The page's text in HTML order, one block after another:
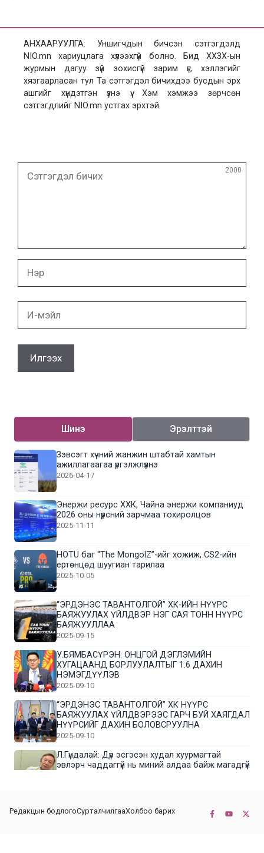
АНХААРУУЛГА: Уншигчдын бичсэн сэтгэгдэлд
NIO.mn хариуцлага хүлээхгүй болно. Бид ХХЗХ-ын
журмын дагуу зүй зохисгүй зарим үг, хэллэгийг
хязгаарласан тул Та сэтгэгдэл бичихдээ бусдын эрх
ашгийг хүндэтгэн үзнэ үү. Хэм хэмжээ зөрчсөн
сэтгэгдлийг NIO.mn устгах эрхтэй.
бичих
2000
Шинэ Эрэлттэй
Зэвсэгт хүчний жанжин штабтай хамтын
ажиллагаагаа үргэлжлүүлнэ
2026-04-17
Энержи ресурс ХХК, Чайна энержи компаниуд
2026 оны нүүрсний зарчмаа тохиролцов
2025-11-11
HOTU баг “The MongolZ”-ийг хожиж, CS2-ийн
ертөнцөд шуугиан тарилаа
2025-10-05
“ЭРДЭНЭС ТАВАНТОЛГОЙ” ХК-ИЙН НҮҮРС
БАЯЖУУЛАХ ҮЙЛДВЭР НЭГ САЯ ТОНН НҮҮРС
БАЯЖУУЛЛАА
2025-09-15
У.БЯМБАСҮРЭН: ОНЦГОЙ ДЭГЛЭМИЙН
ХУГАЦААНД БОРЛУУЛАЛТЫГ 1.6 ДАХИН
НЭМЭГДҮҮЛЭВ
2025-09-10
“ЭРДЭНЭС ТАВАНТОЛГОЙ” ХК НҮҮРС
БАЯЖУУЛАХ ҮЙЛДВЭРЭЭС ГАРЧ БУЙ ХАЯГДАЛ
НҮҮРСИЙГ ДАХИН БОЛОВСРУУЛНА
2025-09-10
Л.Гүндалай: Дүр эсгэсэн худал хуурмагтай
эвлэрч чаддаггүй нь миний алдаа байж магадгүй
БАГИЙН ИРГЭДИЙН ТӨЛӨӨЛӨЛ НҮҮРС
Редакцын бодлогоСурталчилгааХолбоо барих